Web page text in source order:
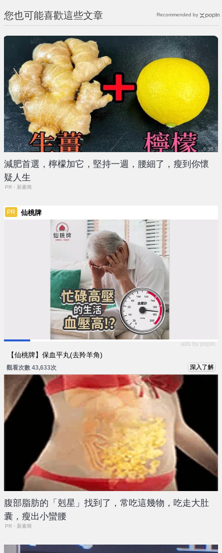
您也可能喜歡這些文章
減肥首選，檸檬加它，堅持一週，腰細了，瘦到你懷
疑人生
PR・新素簡
PR 仙桃牌
ads by popIn
【仙桃牌】保血平丸(去羚羊角)
觀看次數 43,633次 深入了解
腹部脂肪的「剋星」找到了，常吃這幾物，吃走大肚
囊，瘦出小蠻腰
PR・新素簡
Recommended by